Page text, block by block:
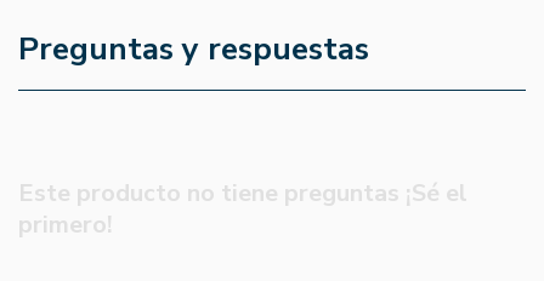
Preguntas y respuestas
Este producto no tiene preguntas ¡Sé el
primero!